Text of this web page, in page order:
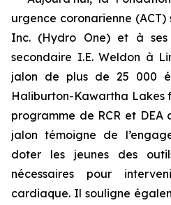
urgence coronarienne (ACT)
Inc. (Hydro One) et à ses
secondaire I.E. Weldon à
jalon de plus de 25 000
Haliburton-Kawartha Lakes
programme de RCR et DEA
jalon témoigne de
doter les jeunes des
nécessaires pour
cardiaque. Il souligne